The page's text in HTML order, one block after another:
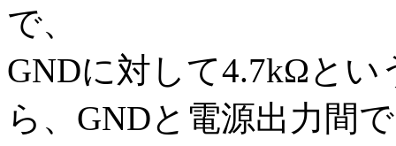
で、
GNDに対して4.7kΩと
ら、GNDと電源出力間